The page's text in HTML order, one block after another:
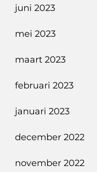
juni 2023
mei 2023
maart 2023
februari 2023
januari 2023
december 2022
november 2022